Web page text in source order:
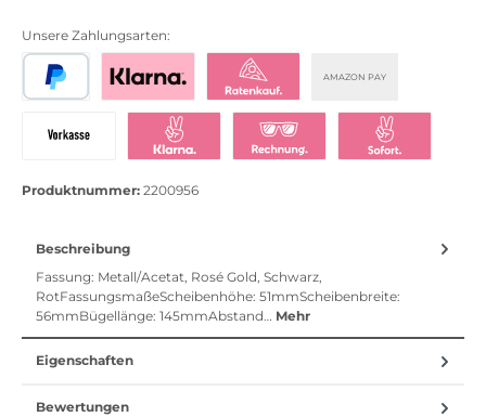
Unsere Zahlungsarten:
AMAZON PAY
Bezahlen mit KlarnaKlarna Ratenkauf
Produktnummer: 2200956
Beschreibung
Fassung: Metall/Acetat, Rosé Gold, Schwarz,
RotFassungsmaßeScheibenhöhe: 51mmScheibenbreite:
56mmBügellänge: 145mmAbstand… Mehr
Eigenschaften
Bewertungen